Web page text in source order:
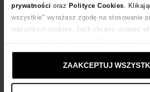
prywatności oraz Polityce Cookies .
wszystkie" wyrażasz zgodę na stosowanie
wszystkich cookies. Jeśli chcesz ustawić
ustawienia prywatności.
ZAAKCEPTUJ
14 dni na zwrot towaru